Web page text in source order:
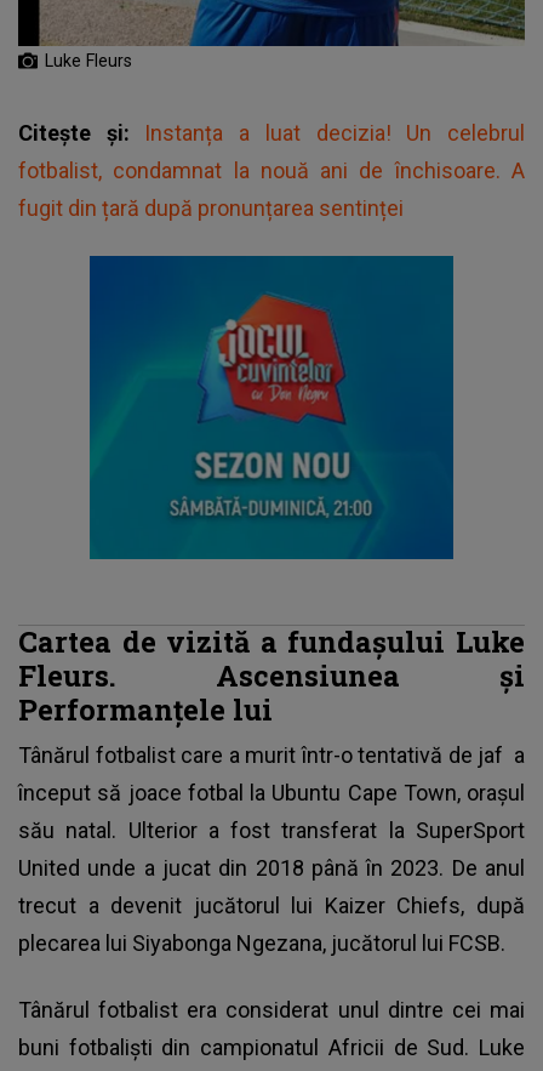
Luke Fleurs
Citește și: Instanța a luat decizia! Un celebrul
fotbalist, condamnat la nouă ani de închisoare. A
fugit din țară după pronunțarea sentinței
Cartea de vizită a fundașului Luke
Fleurs. Ascensiunea și
Performanțele lui
Tânărul fotbalist care a murit într-o tentativă de jaf a
început să joace fotbal la Ubuntu Cape Town, oraşul
său natal. Ulterior a fost transferat la SuperSport
United unde a jucat din 2018 până în 2023. De anul
trecut a devenit jucătorul lui Kaizer Chiefs, după
plecarea lui Siyabonga Ngezana, jucătorul lui FCSB.
Tânărul fotbalist era considerat unul dintre cei mai
buni fotbaliști din campionatul Africii de Sud. Luke